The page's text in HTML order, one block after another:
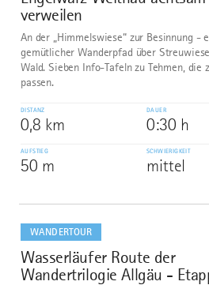
verweilen
An der „Himmelswiese“ zur Besinnung -
gemütlicher Wanderpfad über
Wald. Sieben Info-Tafeln zu Tehmen, die
passen.
DISTANZ
0,8 km
DAUER
0:30 h
AUFSTIEG
50 m
SCHWIERIGKEIT
mittel
WANDERTOUR
10
Wasserläufer Route der
Wandertrilogie Allgäu -
dazu